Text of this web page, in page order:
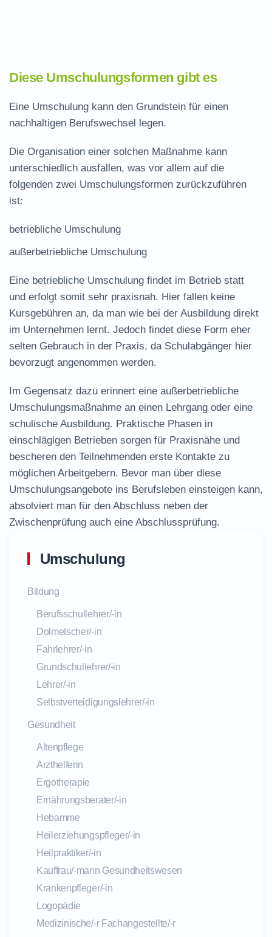
Diese Umschulungsformen gibt es
Eine Umschulung kann den Grundstein für einen
nachhaltigen Berufswechsel legen.
Die Organisation einer solchen Maßnahme kann
unterschiedlich ausfallen, was vor allem auf die
folgenden zwei Umschulungsformen zurückzuführen
ist:
betriebliche Umschulung
außerbetriebliche Umschulung
Eine betriebliche Umschulung findet im Betrieb statt
und erfolgt somit sehr praxisnah. Hier fallen keine
Kursgebühren an, da man wie bei der Ausbildung direkt
im Unternehmen lernt. Jedoch findet diese Form eher
selten Gebrauch in der Praxis, da Schulabgänger hier
bevorzugt angenommen werden.
Im Gegensatz dazu erinnert eine außerbetriebliche
Umschulungsmaßnahme an einen Lehrgang oder eine
schulische Ausbildung. Praktische Phasen in
einschlägigen Betrieben sorgen für Praxisnähe und
bescheren den Teilnehmenden erste Kontakte zu
möglichen Arbeitgebern. Bevor man über diese
Umschulungsangebote ins Berufsleben einsteigen kann,
absolviert man für den Abschluss neben der
Zwischenprüfung auch eine Abschlussprüfung.
Umschulung
Bildung
Berufsschullehrer/-in
Dolmetscher/-in
Fahrlehrer/-in
Grundschullehrer/-in
Lehrer/-in
Selbstverteidigungslehrer/-in
Gesundheit
Altenpflege
Arzthelferin
Ergotherapie
Ernährungsberater/-in
Hebamme
Heilerziehungspfleger/-in
Heilpraktiker/-in
Kauffrau/-mann Gesundheitswesen
Krankenpfleger/-in
Logopädie
Medizinische/-r Fachangestellte/-r